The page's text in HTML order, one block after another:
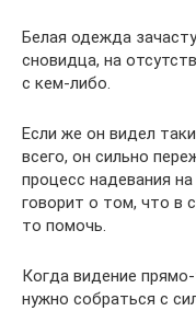
Белая одежда
сновидца, на
с кем-либо.
Если же он видел
всего, он сильно
процесс надевания
говорит о том, что в
то помочь.
Когда видение
нужно собраться с